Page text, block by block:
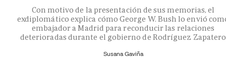
Con motivo de la presentación de sus memorias, el
exdiplomático explica cómo George W. Bush lo envió
embajador a Madrid para reconducir las relaciones
deterioradas durante el gobierno de Rodríguez Zapatero
Susana Gaviña